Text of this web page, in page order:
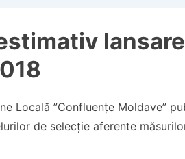
Locală ”Confluențe Moldave”
de selecție aferente